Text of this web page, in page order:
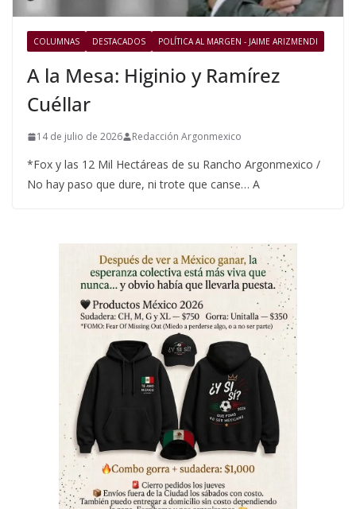
COLUMNAS DESTACADOS POLÍTICA AL MARGEN - JAIME ARIZMENDI
A la Mesa: Higinio y Ramírez
Cuéllar
14 de julio de 2026 Redacción Argonmexico
*Fox y las 12 Mil Hectáreas de su Rancho Argonmexico /
No hay paso que dure, ni trote que canse… A